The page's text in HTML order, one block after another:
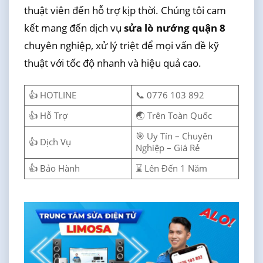
thuật viên đến hỗ trợ kịp thời. Chúng tôi cam
kết mang đến dịch vụ sửa lò nướng quận 8
chuyên nghiệp, xử lý triệt để mọi vấn đề kỹ
thuật với tốc độ nhanh và hiệu quả cao.
👍 HOTLINE
📞 0776 103 892
👍 Hỗ Trợ
🌏 Trên Toàn Quốc
👍 Dịch Vụ
🎯 Uy Tín – Chuyên
Nghiệp – Giá Rẻ
👍 Bảo Hành
⌛ Lên Đến 1 Năm